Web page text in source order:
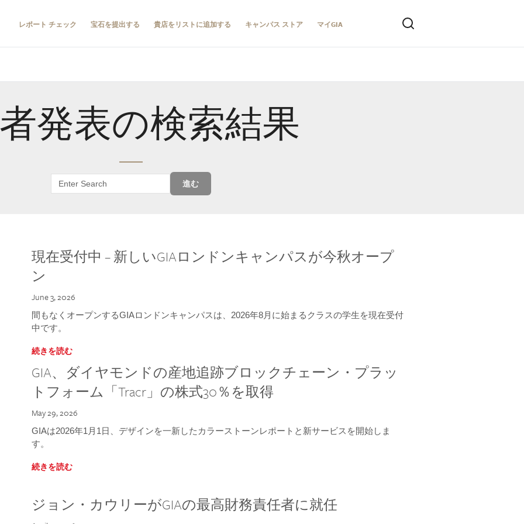
レポート チェック 宝石を提出する 貴店をリストに追加する キャンパス ストア マイGIA
発表の検索結果
進む
現在受付中 – 新しいGIAロンドンキャンパスが今秋オープ
ン
June 3, 2026
間もなくオープンするGIAロンドンキャンパスは、2026年8月に始まるクラスの学生を現在受付
中です。
続きを読む
GIA、ダイヤモンドの産地追跡ブロックチェーン・プラッ
トフォーム「Tracr」の株式30％を取得
May 29, 2026
GIAは2026年1月1日、デザインを一新したカラーストーンレポートと新サービスを開始しま
す。
続きを読む
ジョン・カウリーがGIAの最高財務責任者に就任